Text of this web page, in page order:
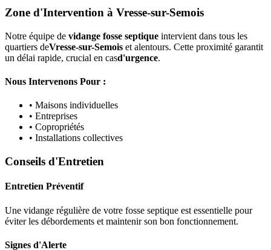
Zone d'Intervention à Vresse-sur-Semois
Notre équipe de vidange fosse septique intervient dans tous les
quartiers deVresse-sur-Semois et alentours. Cette proximité garantit
un délai rapide, crucial en casd'urgence.
Nous Intervenons Pour :
• Maisons individuelles
• Entreprises
• Copropriétés
• Installations collectives
Conseils d'Entretien
Entretien Préventif
Une vidange régulière de votre fosse septique est essentielle pour
éviter les débordements et maintenir son bon fonctionnement.
Signes d'Alerte